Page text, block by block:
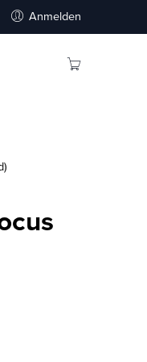
Anmelden